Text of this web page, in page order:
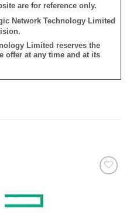
are for reference only.
Network Technology Limited
Limited reserves the
offer at any time and at its